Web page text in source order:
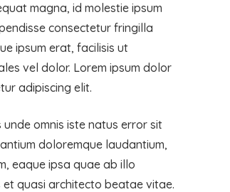
magna, id molestie ipsum
consectetur fringilla
ipsum erat, facilisis ut
vel dolor. Lorem ipsum dolor
adipiscing elit.
unde omnis iste natus error sit
doloremque laudantium,
eaque ipsa quae ab illo
quasi architecto beatae vitae.